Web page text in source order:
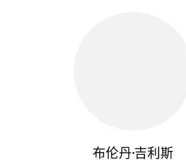
布伦丹·吉利斯